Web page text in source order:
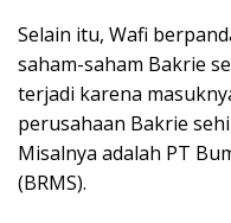
Selain itu, Wafi
saham-saham Bakrie
terjadi karena
perusahaan Bakrie
Misalnya adalah PT
(BRMS).